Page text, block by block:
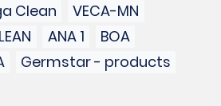
Clean
VECA-MN
ANA 1
BOA
Germstar - products